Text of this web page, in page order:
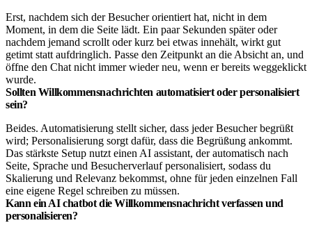
Erst, nachdem sich der Besucher orientiert hat, nicht in dem
Moment, in dem die Seite lädt. Ein paar Sekunden später oder
nachdem jemand scrollt oder kurz bei etwas innehält, wirkt gut
getimt statt aufdringlich. Passe den Zeitpunkt an die Absicht an, und
öffne den Chat nicht immer wieder neu, wenn er bereits weggeklickt
wurde.
Sollten Willkommensnachrichten automatisiert oder personalisiert
sein?
Beides. Automatisierung stellt sicher, dass jeder Besucher begrüßt
wird; Personalisierung sorgt dafür, dass die Begrüßung ankommt.
Das stärkste Setup nutzt einen AI assistant, der automatisch nach
Seite, Sprache und Besucherverlauf personalisiert, sodass du
Skalierung und Relevanz bekommst, ohne für jeden einzelnen Fall
eine eigene Regel schreiben zu müssen.
Kann ein AI chatbot die Willkommensnachricht verfassen und
personalisieren?